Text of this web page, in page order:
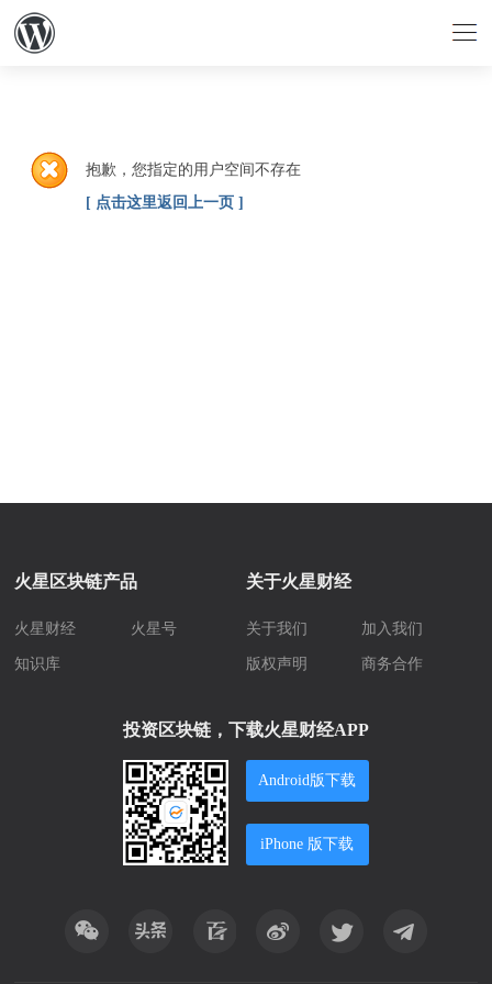
抱歉，您指定的用户空间不存在
[ 点击这里返回上一页 ]
火星区块链产品
火星财经 火星号
知识库
关于火星财经
关于我们 加入我们
版权声明 商务合作
投资区块链，下载火星财经APP
Android版下载
iPhone 版下载